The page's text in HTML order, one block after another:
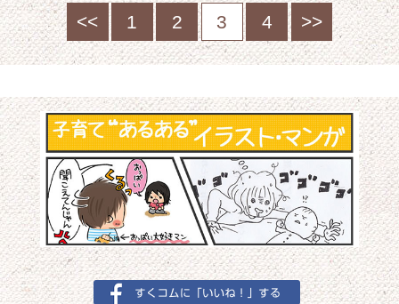
<< 1 2 3 4 >>